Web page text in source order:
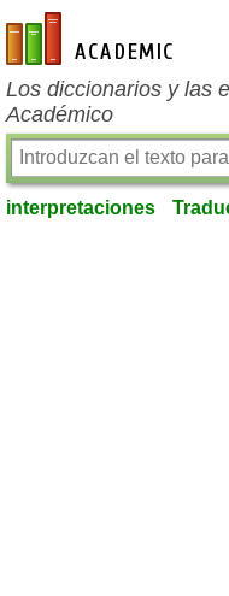
es-academic.com
Los diccionarios y las
Académico
interpretaciones